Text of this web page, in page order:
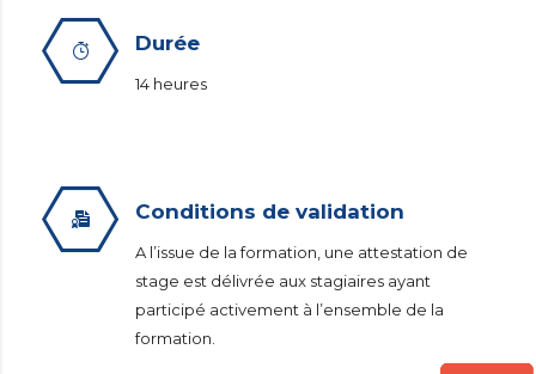
Durée
14 heures
Conditions de validation
A l’issue de la formation, une attestation de
stage est délivrée aux stagiaires ayant
participé activement à l’ensemble de la
formation.